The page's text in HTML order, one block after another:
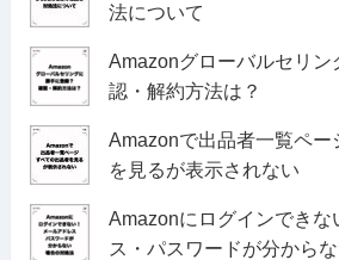
法について
Amazonグローバルセリン
認・解約方法は？
Amazonで出品者一覧ペ
を見るが表示されない
Amazonにログインできな
ス・パスワードが分から